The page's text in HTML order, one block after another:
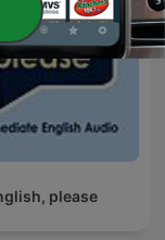
please